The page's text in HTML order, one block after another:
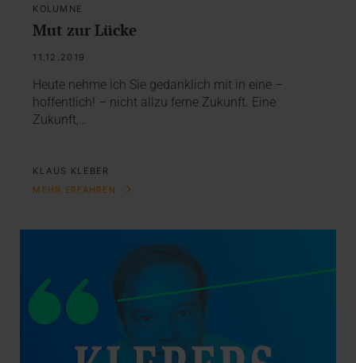
KOLUMNE
Mut zur Lücke
11.12.2019
Heute nehme ich Sie gedanklich mit in eine –
hoffentlich! – nicht allzu ferne Zukunft. Eine
Zukunft,…
KLAUS KLEBER
MEHR ERFAHREN